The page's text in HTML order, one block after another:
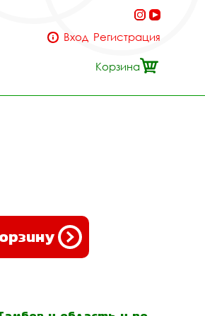
Вход Регистрация
Корзина